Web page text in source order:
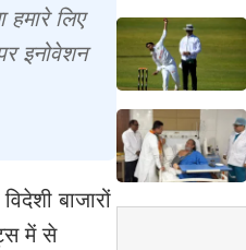
लिए
इनोवेशन
बाजारों
में से